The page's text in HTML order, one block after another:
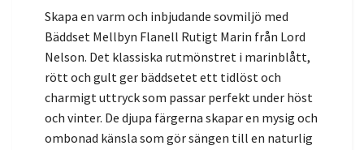
Skapa en varm och inbjudande sovmiljö med
Bäddset Mellbyn Flanell Rutigt Marin från Lord
Nelson. Det klassiska rutmönstret i marinblått,
rött och gult ger bäddsetet ett tidlöst och
charmigt uttryck som passar perfekt under höst
och vinter. De djupa färgerna skapar en mysig och
ombonad känsla som gör sängen till en naturlig